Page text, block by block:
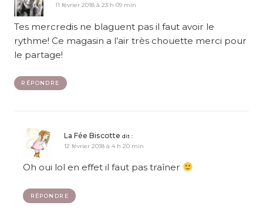
11 février 2018 à 23 h 09 min
Tes mercredis ne blaguent pas il faut avoir le
rythme! Ce magasin a l’air très chouette merci pour
le partage!
RÉPONDRE
La Fée Biscotte dit :
12 février 2018 à 4 h 20 min
Oh oui lol en effet il faut pas traîner
RÉPONDRE